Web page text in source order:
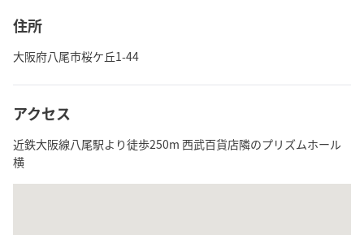
住所
大阪府八尾市桜ケ丘1-44
アクセス
近鉄大阪線八尾駅より徒歩250m 西武百貨店隣のプリズムホール
横